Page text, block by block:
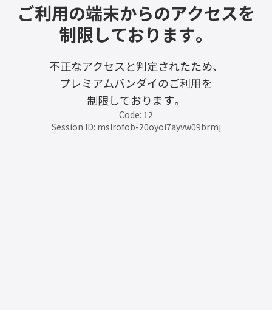
ご利用の端末からのアクセスを
制限しております。
不正なアクセスと判定されたため、
プレミアムバンダイのご利用を
制限しております。
Code: 12
Session ID: mslrofob-20oyoi7ayvw09brmj